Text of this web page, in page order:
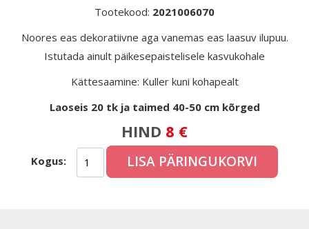
Tootekood: 2021006070
Noores eas dekoratiivne aga vanemas eas laasuv ilupuu.
Istutada ainult päikesepaistelisele kasvukohale
Kättesaamine: Kuller kuni kohapealt
Laoseis 20 tk ja taimed 40-50 cm kõrged
HIND 8 €
Kogus: LISA PÄRINGUKORVI